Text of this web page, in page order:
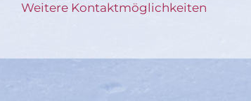
Weitere Kontaktmöglichkeiten